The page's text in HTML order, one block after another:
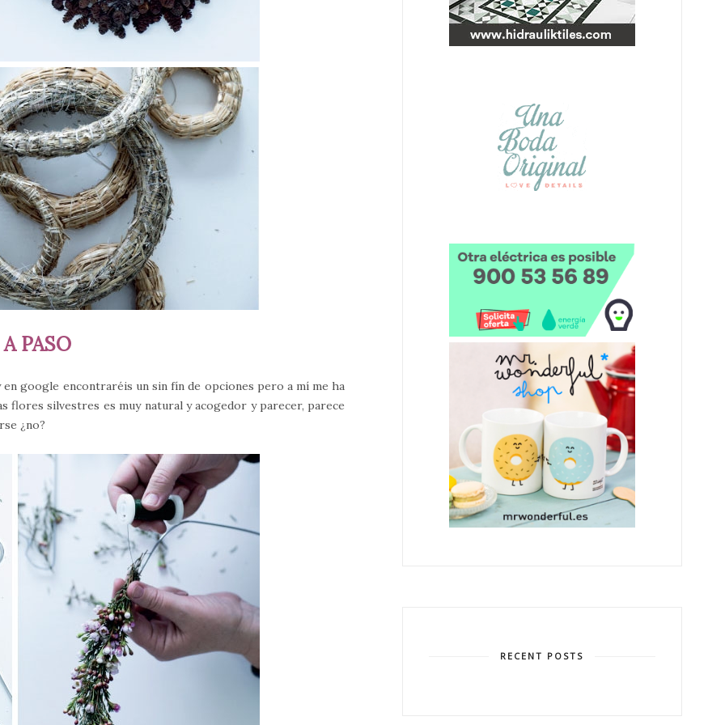
PASO
google encontraréis un sin fín de opciones pero a mí me ha
flores silvestres es muy natural y acogedor y parecer, parece
¿no?
RECENT POSTS